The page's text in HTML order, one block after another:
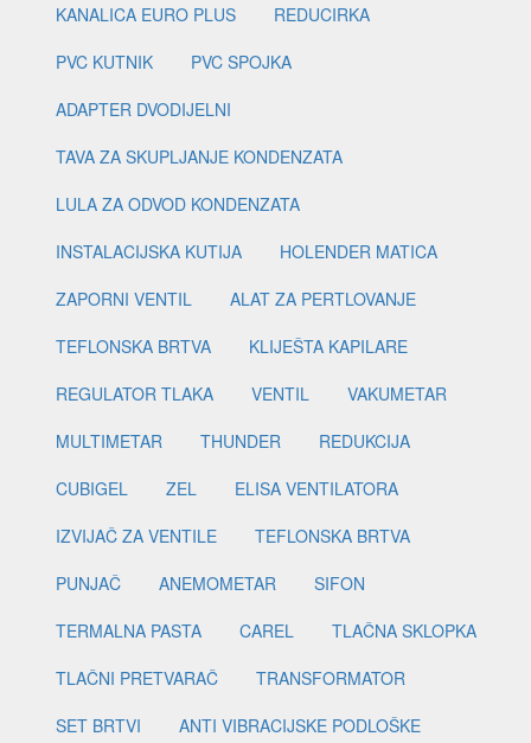
KANALICA EURO PLUS
REDUCIRKA
PVC KUTNIK
PVC SPOJKA
ADAPTER DVODIJELNI
TAVA ZA SKUPLJANJE KONDENZATA
LULA ZA ODVOD KONDENZATA
INSTALACIJSKA KUTIJA
HOLENDER MATICA
ZAPORNI VENTIL
ALAT ZA PERTLOVANJE
TEFLONSKA BRTVA
KLIJEŠTA KAPILARE
REGULATOR TLAKA
VENTIL
VAKUMETAR
MULTIMETAR
THUNDER
REDUKCIJA
CUBIGEL
ZEL
ELISA VENTILATORA
IZVIJAČ ZA VENTILE
TEFLONSKA BRTVA
PUNJAČ
ANEMOMETAR
SIFON
TERMALNA PASTA
CAREL
TLAČNA SKLOPKA
TLAČNI PRETVARAČ
TRANSFORMATOR
SET BRTVI
ANTI VIBRACIJSKE PODLOŠKE